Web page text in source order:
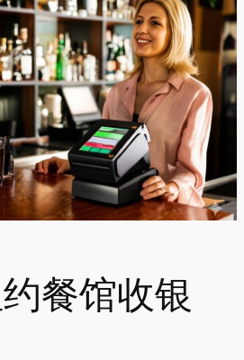
餐馆收银